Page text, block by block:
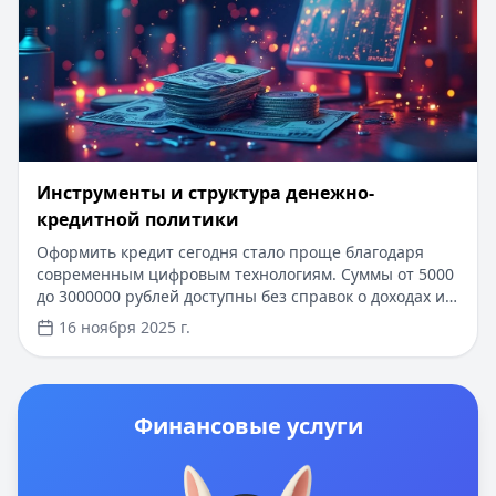
Инструменты и структура денежно-
кредитной политики
Оформить кредит сегодня стало проще благодаря
современным цифровым технологиям. Суммы от 5000
до 3000000 рублей доступны без справок о доходах и
лишних документов. Одобрение за 15 минут,
получение денег в день обращения. Первый заём под
0% для новых клиентов. Узнайте, как денежно-
кредитная политика влияет на условия кредитования
16 ноября 2025 г.
Финансовые услуги